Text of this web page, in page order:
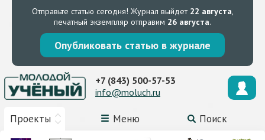
Отправьте статью сегодня! Журнал выйдет 22 августа,
печатный экземпляр отправим 26 августа.
Опубликовать статью в журнале
Проекты Меню Поиск
+7 (843) 500-57-53
info@moluch.ru